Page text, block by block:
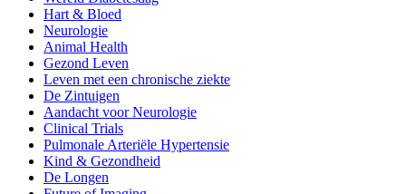
Hart & Bloed
Neurologie
Animal Health
Gezond Leven
Leven met een chronische ziekte
De Zintuigen
Aandacht voor Neurologie
Clinical Trials
Pulmonale Arteriële Hypertensie
Kind & Gezondheid
De Longen